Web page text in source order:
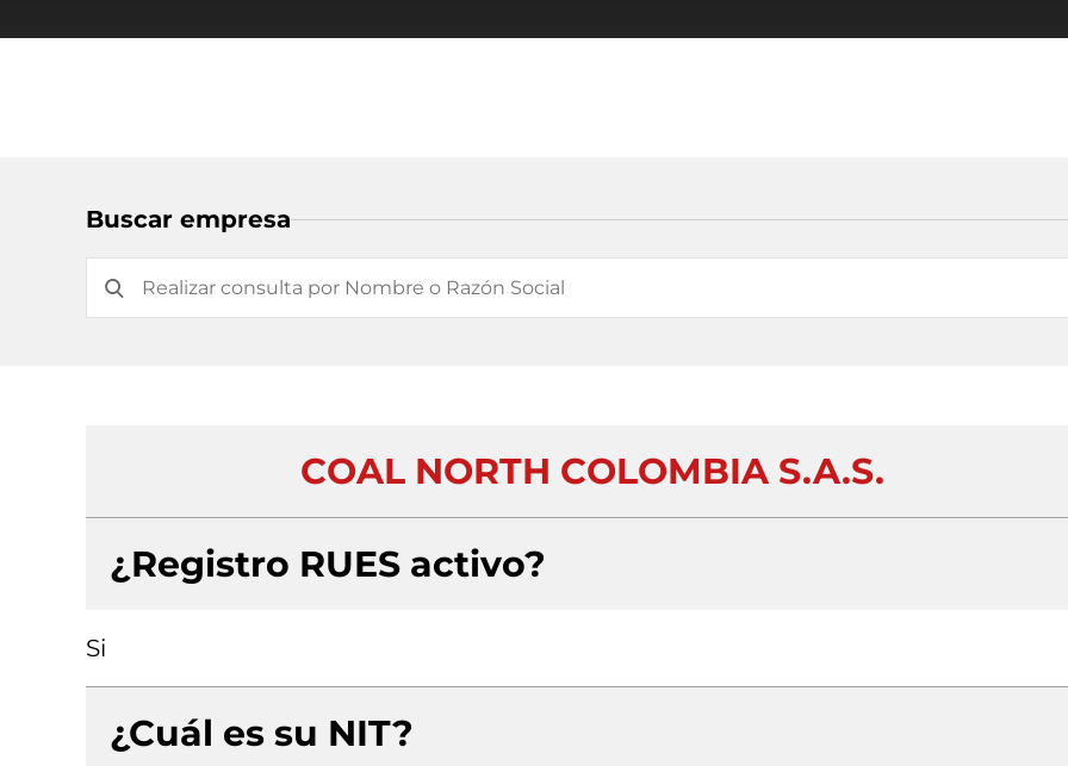
Buscar empresa
COAL NORTH COLOMBIA S.A.S.
¿Registro RUES activo?
Si
¿Cuál es su NIT?